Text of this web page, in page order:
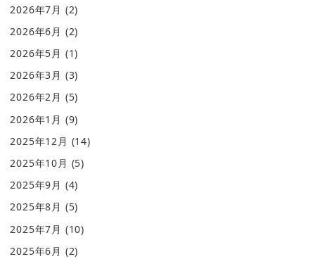
2026年7月 (2)
2026年6月 (2)
2026年5月 (1)
2026年3月 (3)
2026年2月 (5)
2026年1月 (9)
2025年12月 (14)
2025年10月 (5)
2025年9月 (4)
2025年8月 (5)
2025年7月 (10)
2025年6月 (2)